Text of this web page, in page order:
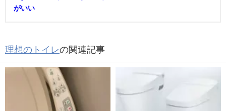
がいい
理想のトイレの関連記事